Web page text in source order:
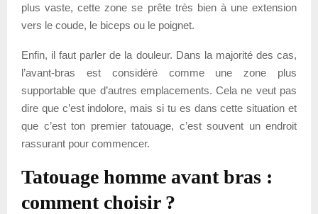
plus vaste, cette zone se prête très bien à une extension
vers le coude, le biceps ou le poignet.
Enfin, il faut parler de la douleur. Dans la majorité des cas,
l’avant-bras est considéré comme une zone plus
supportable que d’autres emplacements. Cela ne veut pas
dire que c’est indolore, mais si tu es dans cette situation et
que c’est ton premier tatouage, c’est souvent un endroit
rassurant pour commencer.
Tatouage homme avant bras :
comment choisir ?